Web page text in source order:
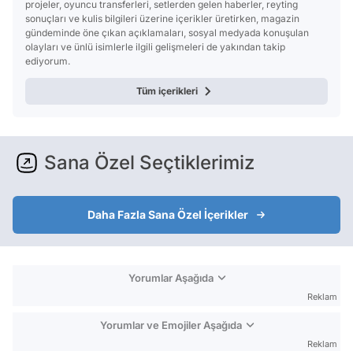
projeler, oyuncu transferleri, setlerden gelen haberler, reyting
sonuçları ve kulis bilgileri üzerine içerikler üretirken, magazin
gündeminde öne çıkan açıklamaları, sosyal medyada konuşulan
olayları ve ünlü isimlerle ilgili gelişmeleri de yakından takip
ediyorum.
Tüm içerikleri
Sana Özel Seçtiklerimiz
Daha Fazla Sana Özel İçerikler
Yorumlar Aşağıda
Reklam
Yorumlar ve Emojiler Aşağıda
Reklam